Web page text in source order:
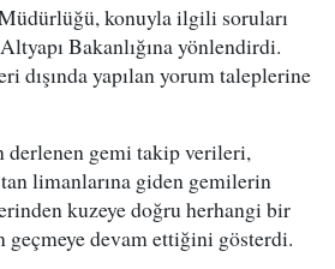
konuyla ilgili soruları
Bakanlığına yönlendirdi.
dışında yapılan yorum taleplerine
derlenen gemi takip verileri,
limanlarına giden gemilerin
kuzeye doğru herhangi bir
geçmeye devam ettiğini gösterdi.